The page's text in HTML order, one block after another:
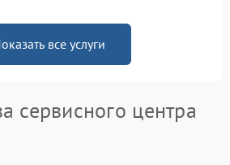
все услуги
сервисного центра